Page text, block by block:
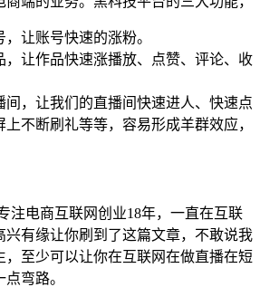
让账号快速的涨粉。
，让作品快速涨播放、点赞、评论、收
间，让我们的直播间快速进人、快速点
不断刷礼等等，容易形成羊群效应，
注电商互联网创业18年，一直在互联
兴有缘让你刷到了这篇文章，不敢说我
，至少可以让你在互联网在做直播在短
弯路。